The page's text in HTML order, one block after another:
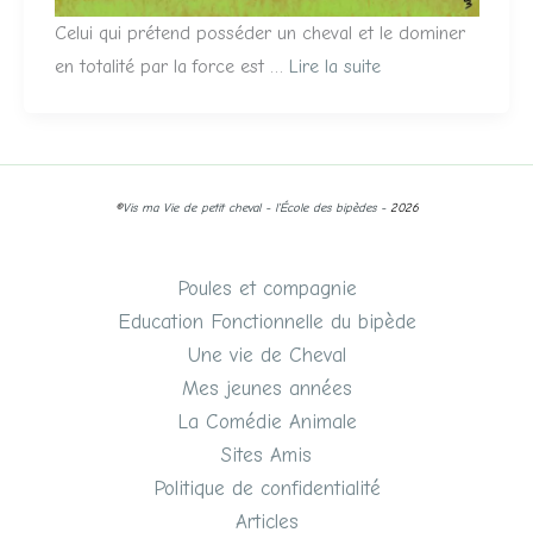
Celui qui prétend posséder un cheval et le dominer
en totalité par la force est … Lire la suite
©Vis ma Vie de petit cheval - l'École des bipèdes - 2026
Poules et compagnie
Education Fonctionnelle du bipède
Une vie de Cheval
Mes jeunes années
La Comédie Animale
Sites Amis
Politique de confidentialité
Articles